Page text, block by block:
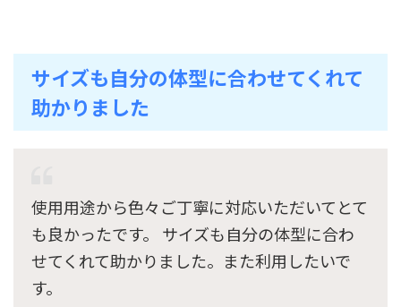
サイズも自分の体型に合わせてくれて
助かりました
使用用途から色々ご丁寧に対応いただいてとて
も良かったです。 サイズも自分の体型に合わ
せてくれて助かりました。また利用したいで
す。